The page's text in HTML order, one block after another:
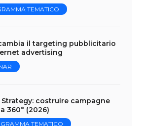
TEMATICO
il targeting pubblicitario
advertising
Strategy: costruire campagne
360° (2026)
TEMATICO